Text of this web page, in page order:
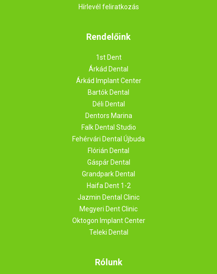
Hírlevél feliratkozás
Rendelőink
1st Dent
Árkád Dental
Árkád Implant Center
Bartók Dental
Déli Dental
Dentors Marina
Falk Dental Studio
Fehérvári Dental Újbuda
Flórián Dental
Gáspár Dental
Grandpark Dental
Haifa Dent 1-2
Jazmin Dental Clinic
Megyeri Dent Clinic
Oktogon Implant Center
Teleki Dental
Rólunk